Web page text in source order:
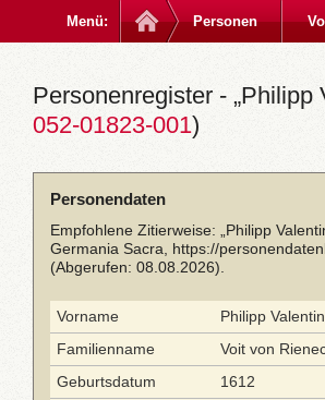
Menü: Personen
Personenregister - „Philipp
052-01823-001)
Personendaten
Empfohlene Zitierweise: „Philipp
Germania Sacra, https://
(Abgerufen: 08.08.2026).
Vorname
Philipp Valentin
Familienname
Voit von
Geburtsdatum
1612